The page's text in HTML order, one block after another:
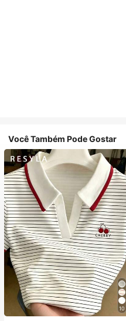
Você Também Pode Gostar
10